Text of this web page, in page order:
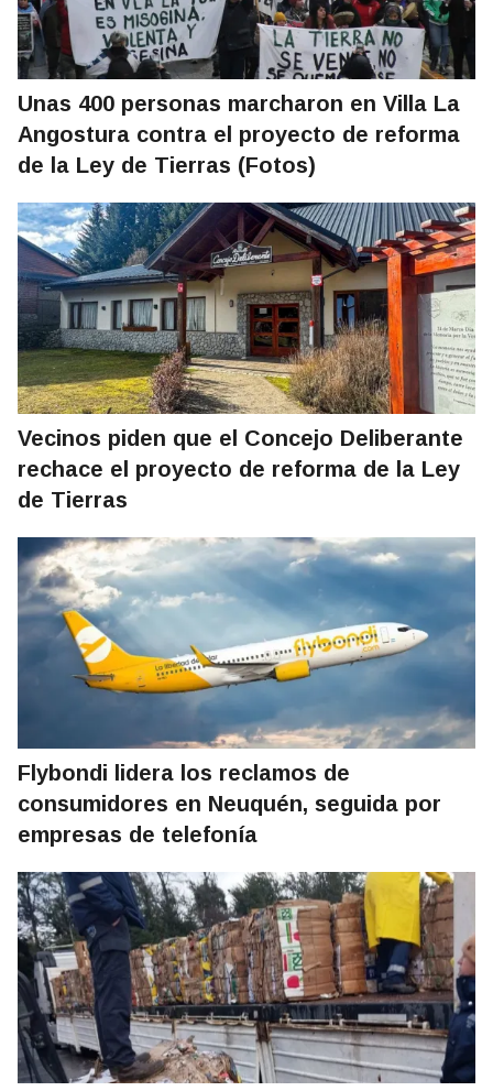
Unas 400 personas marcharon en Villa La
Angostura contra el proyecto de reforma
de la Ley de Tierras (Fotos)
Vecinos piden que el Concejo Deliberante
rechace el proyecto de reforma de la Ley
de Tierras
Flybondi lidera los reclamos de
consumidores en Neuquén, seguida por
empresas de telefonía